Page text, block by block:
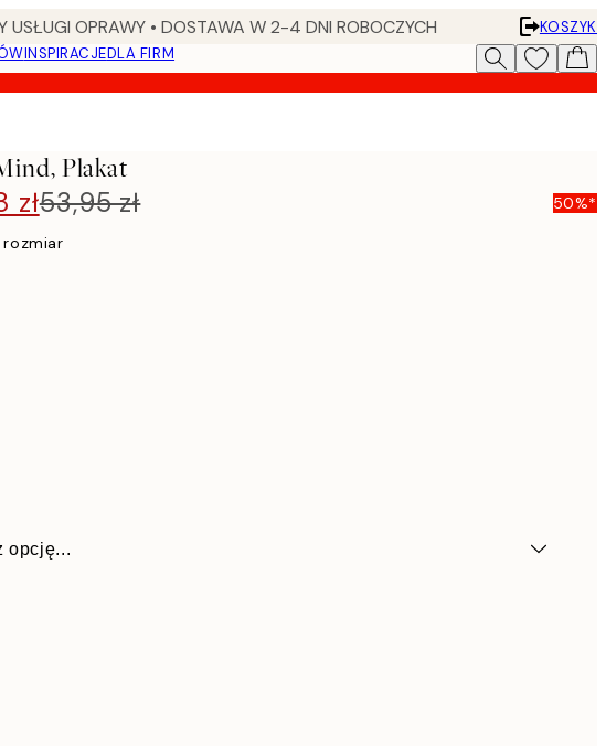
OPRAWY • DOSTAWA W 2-4 DNI ROBOCZYCH
KOSZYK
INSPIRACJEDLA FIRM
Plakat
zł53,95 zł 50%*
opcję...